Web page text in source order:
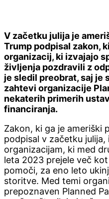
V začetku julija je
Trump podpisal zakon,
organizacij, ki izvajajo
življenja pozdravili z
je sledil preobrat, saj je
zahtevi organizacije
nekaterih primerih
financiranja.
Zakon, ki ga je ameriški
podpisal v začetku
organizacijam, ki med
leta 2023 prejele več
pomoči, za eno leto
storitve. Med temi
prepoznaven Planned